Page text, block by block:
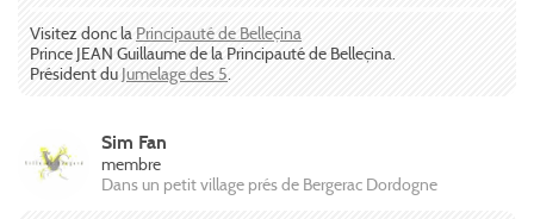
Visitez donc la Principauté de Belleçina
Prince JEAN Guillaume de la Principauté de Belleçina.
Président du Jumelage des 5.
Sim Fan
membre
Dans un petit village prés de Bergerac Dordogne